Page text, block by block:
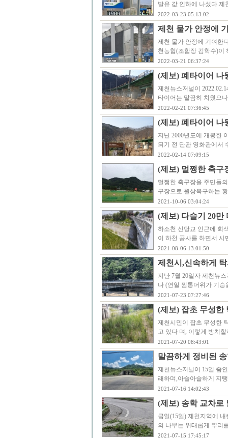
발유 값 인하에 나섰다.
2022-03-23 05:13:02
제천 물가 안정에
제천 물가 안정에 기여한
천농협(조합장 김학수)
2022-03-21 06:37:24
(제보) 폐타이어
제천뉴스저널이
타이어는 말끔히 치웠으
2022-02-21 07:36:45
(제보) 폐타이어 나
지난 2000년도에 개봉한
되기 전 단관 영화관에서
2022-02-14 07:09:15
(제보) 멀쩡한 축
멀쩡한 축구장을 주민들
구장으로 원상복구하는
2021-10-06 03:04:24
(제보) 다슬기 20
하소천 신당교 인근에 회
이 하천 공사를 하면서
2021-08-06 13:01:50
제천시,신속하게
지난 7월 20일자 제천뉴
나 (연일 찜통더위가 기
2021-07-23 07:27:46
(제보) 잡초 무성한
제천시민이 잡초 무성한
고 있다 며, 이렇게 방치
2021-07-20 08:43:01
말끔하게 정비된
제천뉴스저널이 15일 줌
래하며,아슬아슬하게 지
2021-07-16 14:02:43
(제보) 송학 교차
금일(15일) 제천지역에
의 나무는 위태롭게 뿌리
2021-07-15 17:45:17